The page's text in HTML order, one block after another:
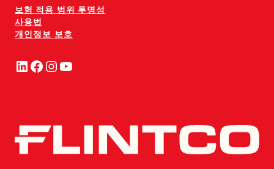
보험 적용 범위 투명성
사용법
개인정보 보호
링크드인
페이스북
인스타그램
유튜브